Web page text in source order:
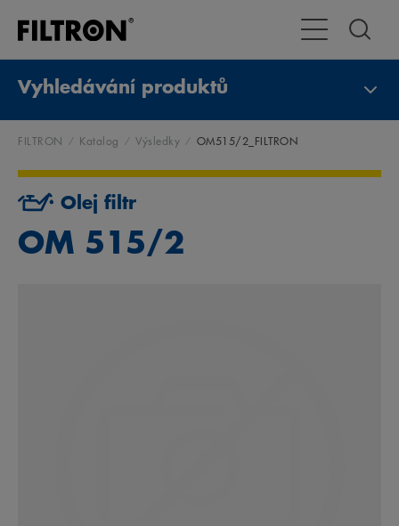
Přepnout
Vyhledávání produktů
FILTRON Katalog Výsledky OM515/2_FILTRON
Olej filtr
OM 515/2